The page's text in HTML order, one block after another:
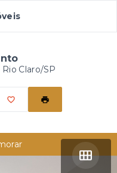
Claro/SP